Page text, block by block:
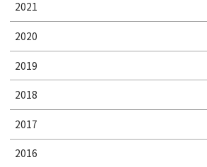
2021
2020
2019
2018
2017
2016